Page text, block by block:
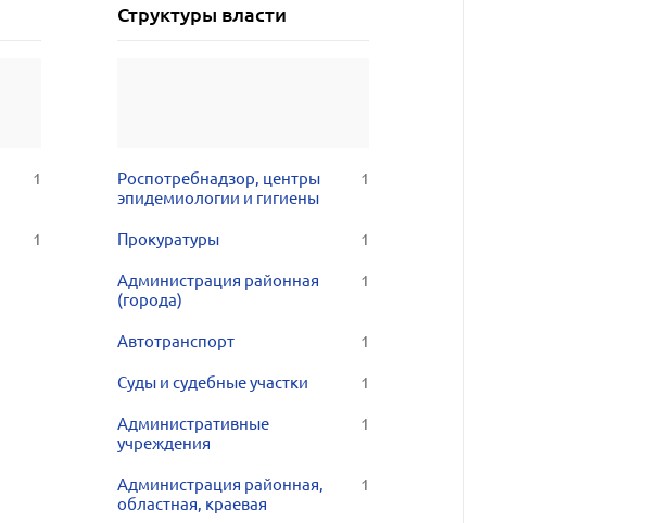
1
1
Структуры власти
Роспотребнадзор, центры
эпидемиологии и гигиены
1
Прокуратуры 1
Администрация районная
(города)
1
Автотранспорт 1
Суды и судебные участки 1
Административные
учреждения
1
Администрация районная,
областная, краевая
1